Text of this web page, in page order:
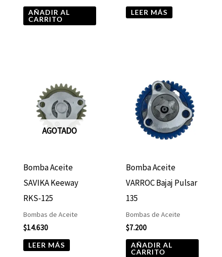
AÑADIR AL
CARRITO
LEER MÁS
AGOTADO
Bomba Aceite
SAVIKA Keeway
RKS-125
Bombas de Aceite
$14.630
LEER MÁS
Bomba Aceite
VARROC Bajaj Pulsar
135
Bombas de Aceite
$7.200
AÑADIR AL
CARRITO